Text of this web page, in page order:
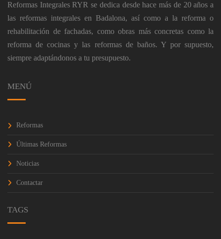
Reformas Integrales RYR se dedica desde hace más de 20 años a
las reformas integrales en Badalona, ​​así como a la reforma o
rehabilitación de fachadas, como obras más concretas como la
reforma de cocinas y las reformas de baños. Y por supuesto,
siempre adaptándonos a tu presupuesto.
MENÚ
Reformas
Últimas Reformas
Noticias
Contactar
TAGS